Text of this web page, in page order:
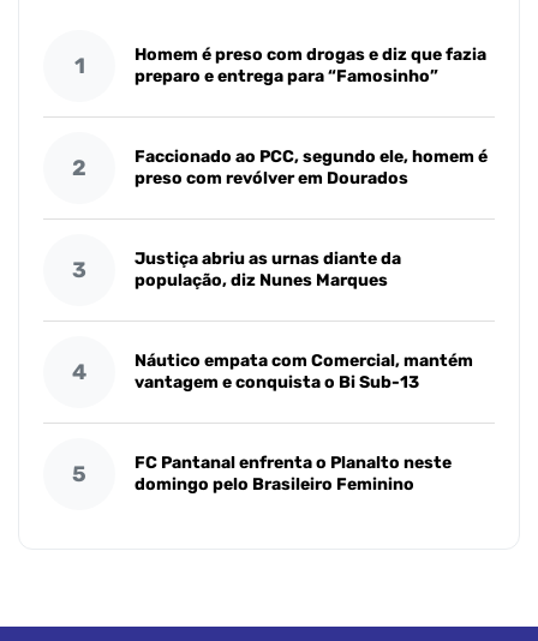
1
Homem é preso com drogas e diz que fazia
preparo e entrega para “Famosinho”
2
Faccionado ao PCC, segundo ele, homem é
preso com revólver em Dourados
3
Justiça abriu as urnas diante da
população, diz Nunes Marques
4
Náutico empata com Comercial, mantém
vantagem e conquista o Bi Sub-13
5
FC Pantanal enfrenta o Planalto neste
domingo pelo Brasileiro Feminino